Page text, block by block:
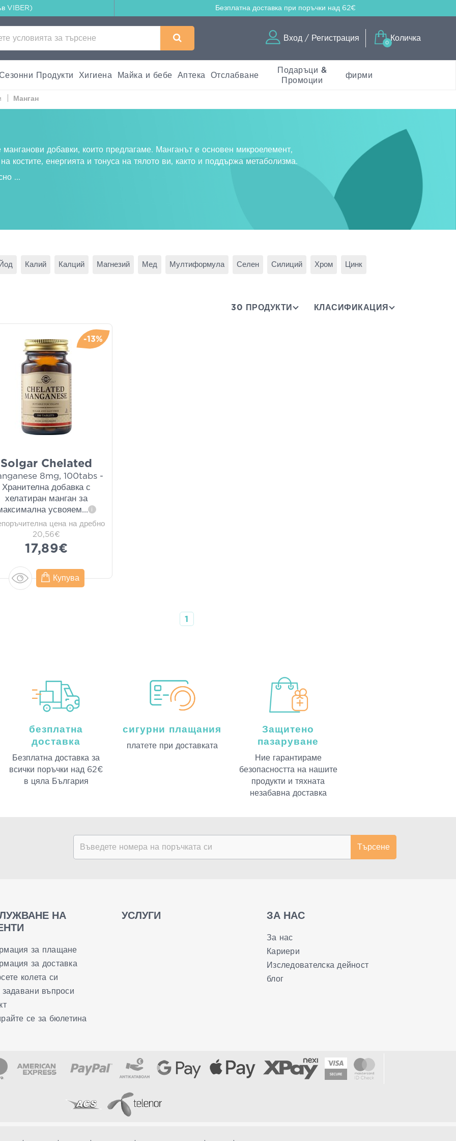
VIBER) Безплатна доставка при поръчки над 62€
Вход / Регистрация
0
Количка
Продукти Хигиена Майка и бебе Аптека Отслабване
Подаръци &
Промоции
фирми
Манган
манганови добавки, които предлагаме. Манганът е основен микроелемент,
костите, енергията и тонуса на тялото ви, както и поддържа метаболизма.
...
Йод Калий Калций Магнезий Мед Мултиформула Селен Силиций Хром Цинк
30 ПРОДУКТИ КЛАСИФИКАЦИЯ
-13%
Solgar Chelated
8mg, 100tabs -
Хранителна добавка с
хелатиран манган за
усвояем... i
цена на дребно
20,56€
17,89€
Купува
1
безплатна
доставка
Безплатна доставка за
всички поръчки над 62€
в цяла България
сигурни плащания
платeте при доставката
Защитено
пазаруване
Ние гарантираме
безопасността на нашите
продукти и тяхната
незабавна доставка
Търсене
НА
за плащане
за доставка
колета си
задавани въпроси
се за бюлетина
УСЛУГИ ЗА НАС
За нас
Кариери
Изследователска дейност
блог